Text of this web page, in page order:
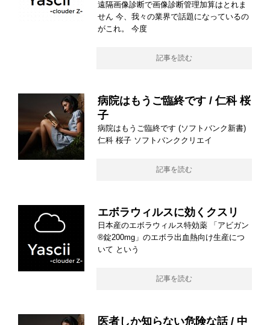
遠隔画像診断で画像診断管理加算はとれま
せん 今、我々の業界で話題になっているの
がこれ。 今度
記事を読む
病院はもうご臨終です / 仁科 桜
子
病院はもうご臨終です (ソフトバンク新書)
仁科 桜子 ソフトバンククリエイ
記事を読む
エボラウィルスに効くクスリ
日本産のエボラウィルス特効薬 「アビガン
®錠200mg」のエボラ出血熱向け生産につ
いて という
記事を読む
医者しか知らない危険な話 / 中